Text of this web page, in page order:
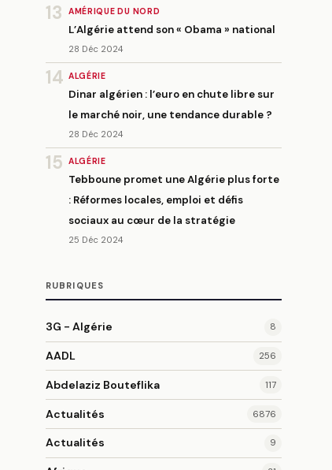
13 AMÉRIQUE DU NORD
L’Algérie attend son « Obama » national
28 Déc 2024
14 ALGÉRIE
Dinar algérien : l’euro en chute libre sur
le marché noir, une tendance durable ?
28 Déc 2024
15 ALGÉRIE
Tebboune promet une Algérie plus forte
: Réformes locales, emploi et défis
sociaux au cœur de la stratégie
25 Déc 2024
RUBRIQUES
3G - Algérie 8
AADL 256
Abdelaziz Bouteflika 117
Actualités 6876
Actualités 9